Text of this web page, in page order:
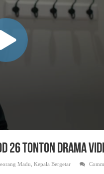
26 Tonton Drama
Madu Kepala Bergetar